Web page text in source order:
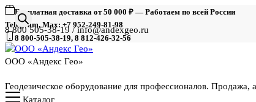
Бесплатная доставка от 50 000 ₽ — Работаем по всей России
Telegram, Max: +7 952-249-81-98
8 800-505-38-19, 8 812-426-32-56
8 800 505-38-19 / info@andexgeo.ru
ООО «Андекс Гео»
Геодезическое оборудование для профессионалов.
Каталог